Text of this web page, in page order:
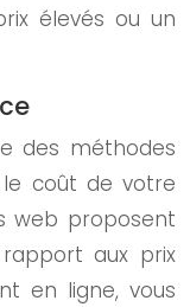
élevés ou un
des méthodes
coût de votre
web proposent
aux prix
en ligne, vous